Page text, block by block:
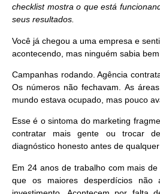
checklist mostra o que está
seus resultados.
Você já chegou a uma empresa e
acontecendo , mas ninguém sabia
Campanhas rodando. Agência
Os números não fechavam. As
mundo estava ocupado, mas pouco
Esse é o sintoma do marketing
contratar mais gente ou trocar
diagnóstico honesto antes de
Em 24 anos de trabalho com mais
que os maiores desperdícios não